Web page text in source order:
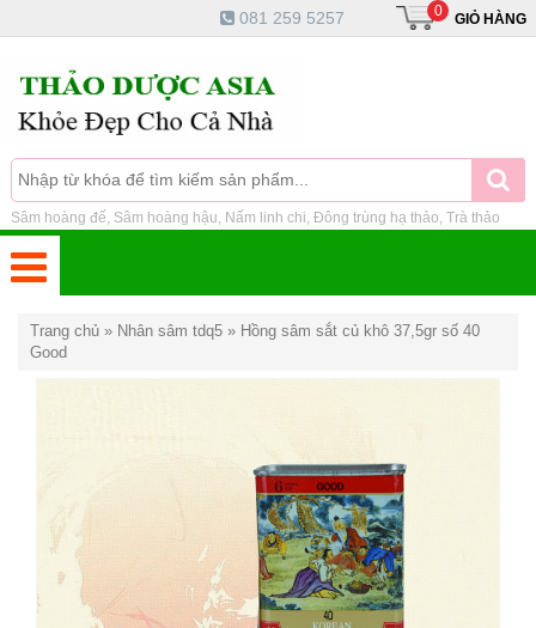
0 GIỎ HÀNG
081 259 5257
Sâm hoàng đế, Sâm hoàng hậu, Nấm linh chi, Đông trùng hạ thảo, Trà thảo
dược ...
Trang chủ » Nhân sâm tdq5 » Hồng sâm sắt củ khô 37,5gr số 40
Good